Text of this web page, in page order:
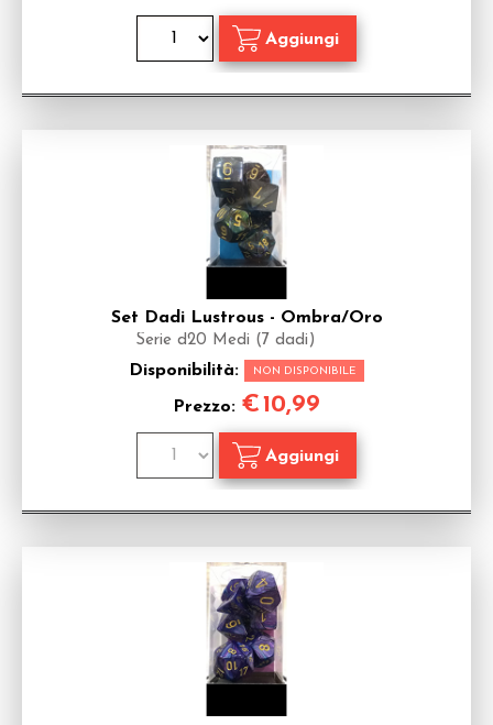
Set Dadi Lustrous - Ombra/Oro
Serie d20 Medi (7 dadi)
Disponibilità: NON DISPONIBILE
Prezzo: €10,99